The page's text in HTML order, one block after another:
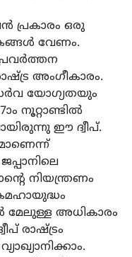
പ്രകാരം ഒരു
വേണം.
അംഗീകാരം.
യോഗ്യതയും
നൂറ്റാണ്ടിൽ
ഈ ദ്വീപ്.
നിയന്ത്രണം
മേലുള്ള അധികാരം
രാഷ്ട്രം